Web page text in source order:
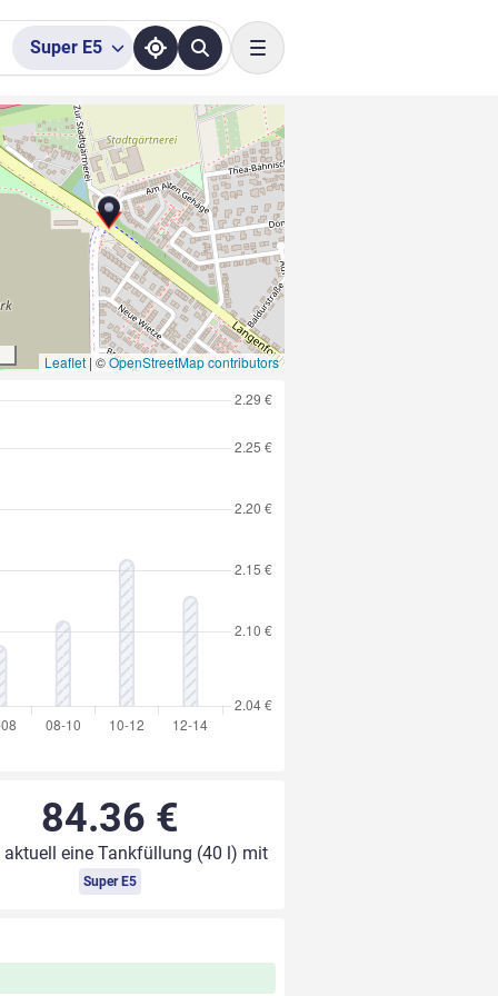
Super E5
Toggle navigation
Leaflet | ©OpenStreetMap contributors
84.36 €
aktuell eine Tankfüllung (40 l) mit
Super E5